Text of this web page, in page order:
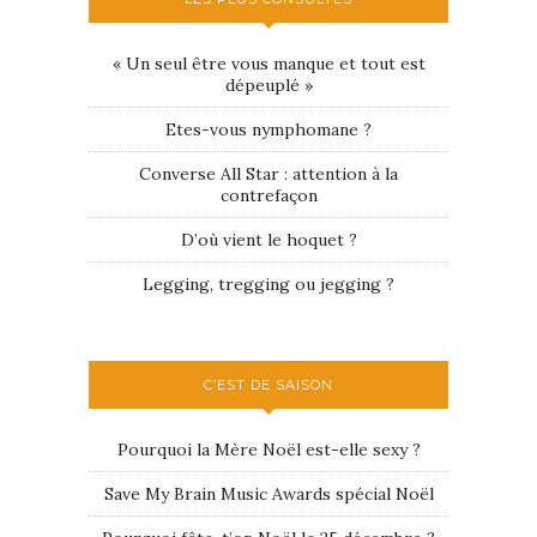
« Un seul être vous manque et tout est
dépeuplé »
Etes-vous nymphomane ?
Converse All Star : attention à la
contrefaçon
D’où vient le hoquet ?
Legging, tregging ou jegging ?
C’EST DE SAISON
Pourquoi la Mère Noël est-elle sexy ?
Save My Brain Music Awards spécial Noël